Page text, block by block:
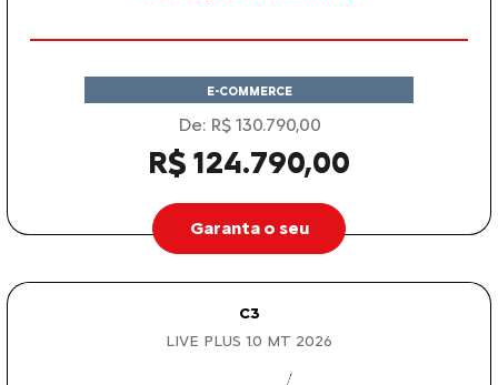
E-COMMERCE
De: R$ 130.790,00
R$ 124.790,00
Garanta o seu
C3
LIVE PLUS 1.0 MT 2026